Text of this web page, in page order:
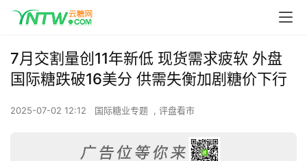
7月交割量创11年新低 现货需求疲软 外盘
国际糖跌破16美分 供需失衡加剧糖价下行
2025-07-02 12:12 国际糖业专题 , 评盘看市